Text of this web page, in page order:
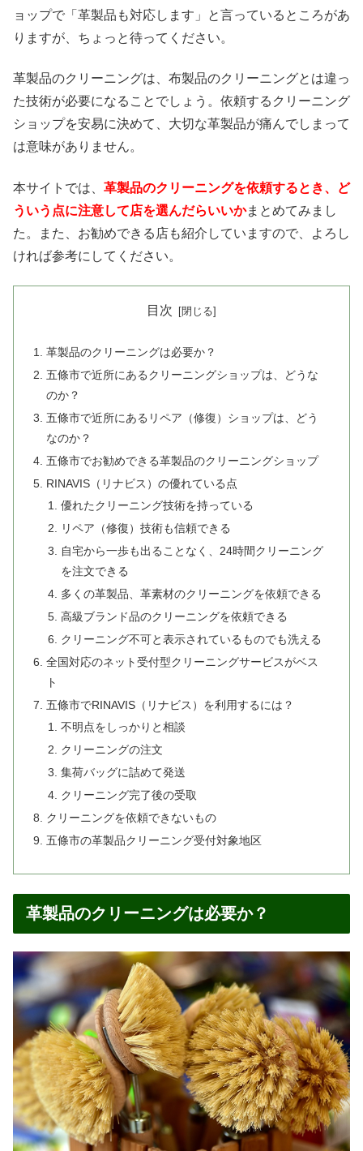
ョップで「革製品も対応します」と言っているところがあ
りますが、ちょっと待ってください。
革製品のクリーニングは、布製品のクリーニングとは違っ
た技術が必要になることでしょう。依頼するクリーニング
ショップを安易に決めて、大切な革製品が痛んでしまって
は意味がありません。
本サイトでは、 革製品のクリーニングを依頼するとき、ど
ういう点に注意して店を選んだらいいかまとめてみまし
た。また、お勧めできる店も紹介していますので、よろし
ければ参考にしてください。
目次
革製品のクリーニングは必要か？
五條市で近所にあるクリーニングショップは、どうな
のか？
五條市で近所にあるリペア（修復）ショップは、どう
なのか？
五條市でお勧めできる革製品のクリーニングショップ
RINAVIS（リナビス）の優れている点
優れたクリーニング技術を持っている
リペア（修復）技術も信頼できる
自宅から一歩も出ることなく、24時間クリーニング
を注文できる
多くの革製品、革素材のクリーニングを依頼できる
高級ブランド品のクリーニングを依頼できる
クリーニング不可と表示されているものでも洗える
全国対応のネット受付型クリーニングサービスがベス
ト
五條市でRINAVIS（リナビス）を利用するには？
不明点をしっかりと相談
クリーニングの注文
集荷バッグに詰めて発送
クリーニング完了後の受取
クリーニングを依頼できないもの
五條市の革製品クリーニング受付対象地区
革製品のクリーニングは必要か？